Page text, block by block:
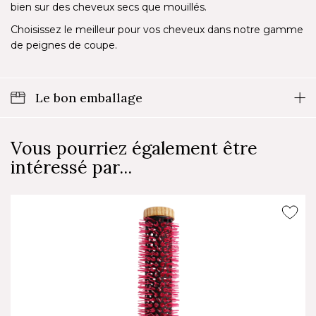
bien sur des cheveux secs que mouillés.
Choisissez le meilleur pour vos cheveux dans notre gamme
de peignes de coupe.
Le bon emballage
Vous pourriez également être
intéressé par...